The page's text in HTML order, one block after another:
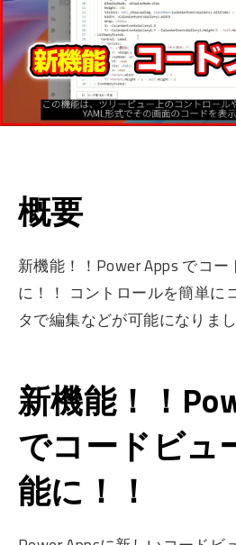
概要
新機能！！Power Apps でコ
に！！ コントロールを簡単に
タで編集などが可能になりま
新機能！！
でコードビュ
能に！！